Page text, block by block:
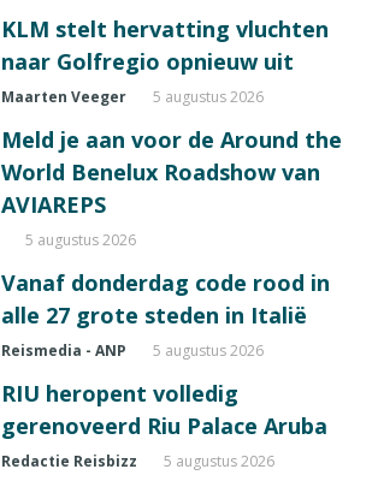
KLM stelt hervatting vluchten
naar Golfregio opnieuw uit
Maarten Veeger 5 augustus 2026
Meld je aan voor de Around the
World Benelux Roadshow van
AVIAREPS
5 augustus 2026
Vanaf donderdag code rood in
alle 27 grote steden in Italië
Reismedia - ANP 5 augustus 2026
RIU heropent volledig
gerenoveerd Riu Palace Aruba
Redactie Reisbizz 5 augustus 2026